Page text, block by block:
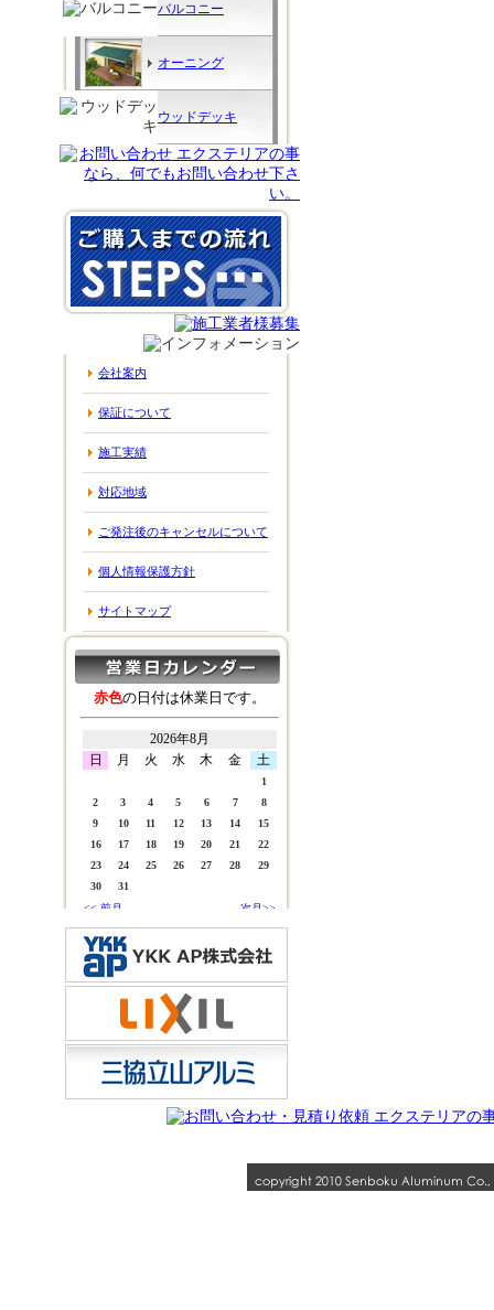
バルコニー
オーニング
ウッドデッキ
会社案内
保証について
施工実績
対応地域
ご発注後のキャンセルについて
個人情報保護方針
サイトマップ